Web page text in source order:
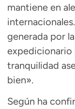
mantiene en
generada por
expedicionario
tranquilidad
bien».
Según ha